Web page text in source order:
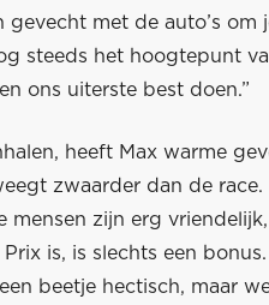
gevecht met de auto’s om
steeds het hoogtepunt
ons uiterste best doen.”
heeft Max warme
zwaarder dan de
mensen zijn erg
is, is slechts een
beetje hectisch, maar